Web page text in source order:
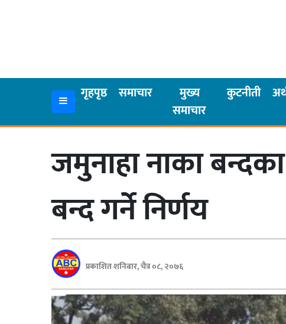
गृहपृष्ठ समाचार
मुख्य
समाचार
कुटनीती
समाचार
जमुनाहा नाका
बन्द गर्ने निर्णय
प्रकाशित शनिबार, चैत्र ०८, २०७६